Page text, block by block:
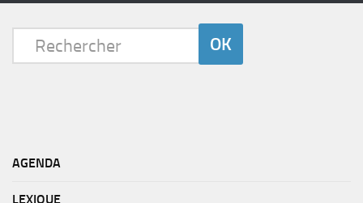
AGENDA
LEXIQUE